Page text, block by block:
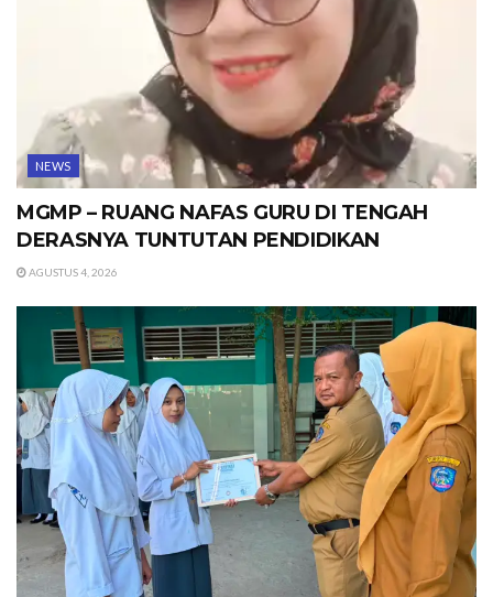
NEWS
MGMP – RUANG NAFAS GURU DI TENGAH
DERASNYA TUNTUTAN PENDIDIKAN
AGUSTUS 4, 2026